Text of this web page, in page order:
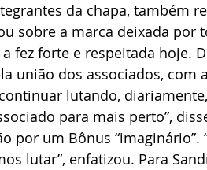
da chapa, também
sobre a marca deixada por
fez forte e respeitada hoje.
união dos associados, com
lutando,
para mais perto”,
por um Bônus “imaginário”.
lutar”, enfatizou. Para